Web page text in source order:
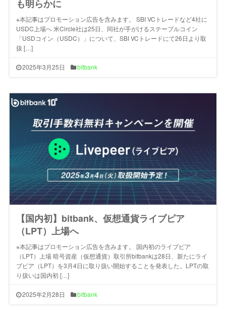
も明らかに
※本記事はプロモーション広告を含みます。 SBI VCトレードなど4社に
USDC上場へ 米Circle社は25日、同社が手がけるステーブルコイン
「USDコイン（USDC）」について、SBI VCトレードにて26日より取
扱 […]
2025年3月25日 bitbank
【国内初】bitbank、仮想通貨ライブピア
（LPT）上場へ
※本記事はプロモーション広告を含みます。 国内初のライブピア
（LPT）上場 暗号資産（仮想通貨）取引所bitbankは28日、新たにライ
ブピア（LPT）を3月4日に取り扱い開始することを発表した。LPTの取
り扱いは国内初 […]
2025年2月28日 bitbank